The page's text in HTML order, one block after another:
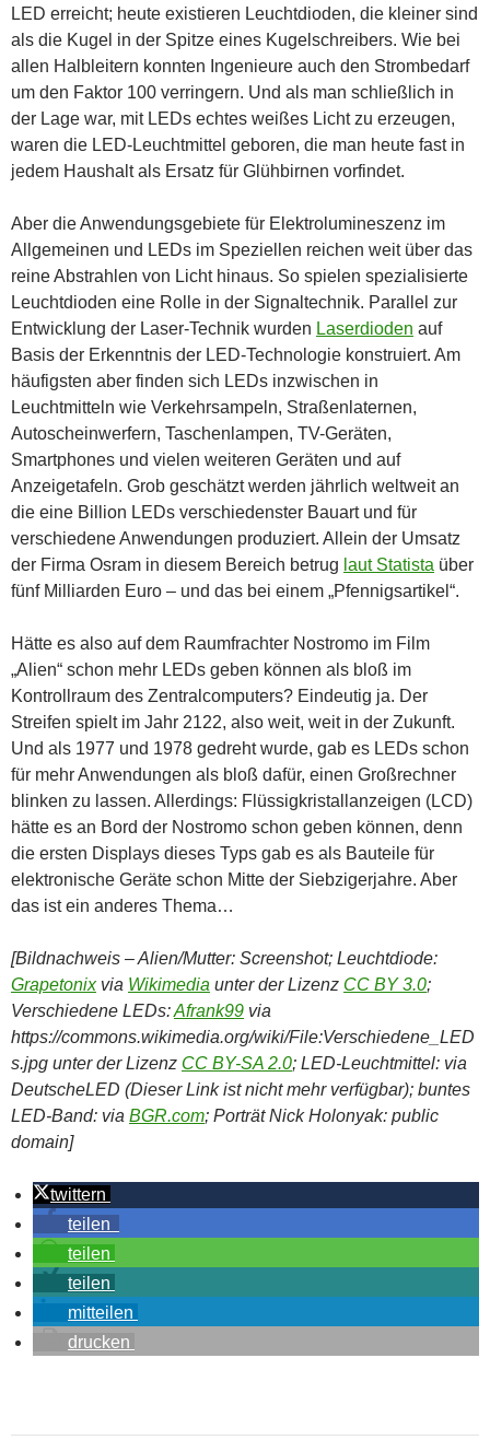
LED erreicht; heute existieren Leuchtdioden, die kleiner sind
als die Kugel in der Spitze eines Kugelschreibers. Wie bei
allen Halbleitern konnten Ingenieure auch den Strombedarf
um den Faktor 100 verringern. Und als man schließlich in
der Lage war, mit LEDs echtes weißes Licht zu erzeugen,
waren die LED-Leuchtmittel geboren, die man heute fast in
jedem Haushalt als Ersatz für Glühbirnen vorfindet.
Aber die Anwendungsgebiete für Elektrolumineszenz im
Allgemeinen und LEDs im Speziellen reichen weit über das
reine Abstrahlen von Licht hinaus. So spielen spezialisierte
Leuchtdioden eine Rolle in der Signaltechnik. Parallel zur
Entwicklung der Laser-Technik wurden Laserdioden auf
Basis der Erkenntnis der LED-Technologie konstruiert. Am
häufigsten aber finden sich LEDs inzwischen in
Leuchtmitteln wie Verkehrsampeln, Straßenlaternen,
Autoscheinwerfern, Taschenlampen, TV-Geräten,
Smartphones und vielen weiteren Geräten und auf
Anzeigetafeln. Grob geschätzt werden jährlich weltweit an
die eine Billion LEDs verschiedenster Bauart und für
verschiedene Anwendungen produziert. Allein der Umsatz
der Firma Osram in diesem Bereich betrug laut Statista über
fünf Milliarden Euro – und das bei einem „Pfennigsartikel“.
Hätte es also auf dem Raumfrachter Nostromo im Film
„Alien“ schon mehr LEDs geben können als bloß im
Kontrollraum des Zentralcomputers? Eindeutig ja. Der
Streifen spielt im Jahr 2122, also weit, weit in der Zukunft.
Und als 1977 und 1978 gedreht wurde, gab es LEDs schon
für mehr Anwendungen als bloß dafür, einen Großrechner
blinken zu lassen. Allerdings: Flüssigkristallanzeigen (LCD)
hätte es an Bord der Nostromo schon geben können, denn
die ersten Displays dieses Typs gab es als Bauteile für
elektronische Geräte schon Mitte der Siebzigerjahre. Aber
das ist ein anderes Thema…
[Bildnachweis – Alien/Mutter: Screenshot; Leuchtdiode:
Grapetonixvia Wikimedia unter der Lizenz CC BY 3.0;
Verschiedene LEDs:Afrank99 via
https://commons.wikimedia.org/wiki/File:Verschiedene_LED
s.jpg unter der Lizenz CC BY-SA 2.0; LED-Leuchtmittel: via
DeutscheLED (Dieser Link ist nicht mehr verfügbar); buntes
LED-Band: via BGR.com; Porträt Nick Holonyak: public
domain]
twittern
teilen
teilen
teilen
mitteilen
drucken